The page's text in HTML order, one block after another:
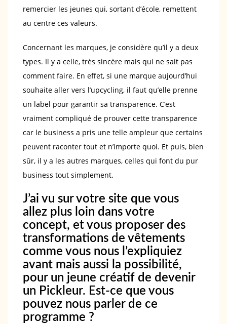
remercier les jeunes qui, sortant d’école, remettent
au centre ces valeurs.
Concernant les marques, je considère qu’il y a deux
types. Il y a celle, très sincère mais qui ne sait pas
comment faire. En effet, si une marque aujourd’hui
souhaite aller vers l’upcycling, il faut qu’elle prenne
un label pour garantir sa transparence. C’est
vraiment compliqué de prouver cette transparence
car le business a pris une telle ampleur que certains
peuvent raconter tout et n’importe quoi. Et puis, bien
sûr, il y a les autres marques, celles qui font du pur
business tout simplement.
J’ai vu sur votre site que vous
allez plus loin dans votre
concept, et vous proposer des
transformations de vêtements
comme vous nous l’expliquiez
avant mais aussi la possibilité,
pour un jeune créatif de devenir
un Pickleur. Est-ce que vous
pouvez nous parler de ce
programme ?